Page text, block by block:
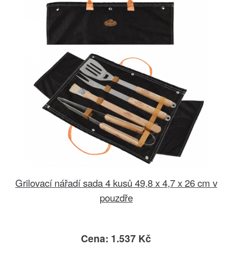
Grilovací nářadí sada 4 kusů 49,8 x 4,7 x 26 cm v
pouzdře
Cena: 1.537 Kč